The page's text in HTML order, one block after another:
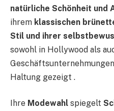
natürliche Schönheit und
ihrem klassischen
Stil und ihrer
sowohl in Hollywood als
Haltung gezeigt .
Ihre Modewahl spiegelt